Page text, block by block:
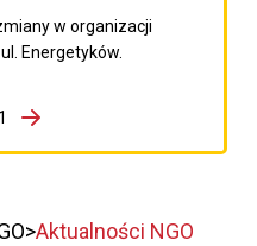
w organizacji
Energetyków.
Przejdź do następnego
Aktualności NGO